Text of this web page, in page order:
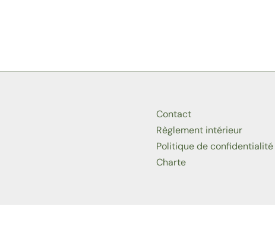
Contact
Règlement intérieur
Politique de confidentialité
Charte